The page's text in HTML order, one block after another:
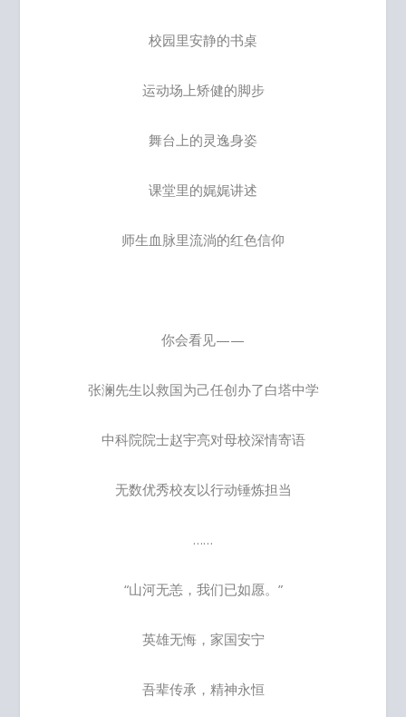
校园里安静的书桌
运动场上矫健的脚步
舞台上的灵逸身姿
课堂里的娓娓讲述
师生血脉里流淌的红色信仰
你会看见——
张澜先生以救国为己任创办了白塔中学
中科院院士赵宇亮对母校深情寄语
无数优秀校友以行动锤炼担当
……
“山河无恙，我们已如愿。”
英雄无悔，家国安宁
吾辈传承，精神永恒